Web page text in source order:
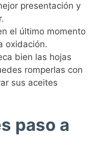
presentación y
el último momento
oxidación.
bien las hojas
romperlas con
sus aceites
paso a